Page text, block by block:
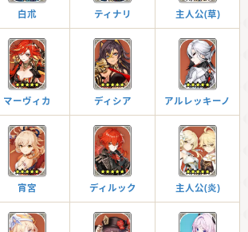
白朮 ティナリ 主人公(草)
マーヴィカ ディシア アルレッキーノ
宵宮 ディルック 主人公(炎)